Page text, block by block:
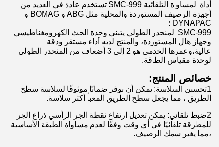
أداة المساواة التلقائية SMC-999 تستخدم عادة في العديد من
أجهزة الرصيف المستوردة والمحلية مثل ABG و BOMAG و
DYNAPAC ؛
SMC-999 المنحدر الطولي يتبنى وحدة الحث الكهرومغناطيسي
وجهاز هال المستوردة، والمنتج لديه أداء مستقر ودقة
عالية،وعمرها الخدمي هو 2 إلى 3 أضعاف من المنحدر الطولي
لوحدة مقياس الطاقة.
خصائص المنتج:
1تحسين السلاسة: يمكن أن يوفر ضمانًا موثوقًا لسلاسة سطح
الطريق ، مما يجعل سطح الطريق المعبأ أكثر سلاسة.
2ضبط تلقائي: يمكن تعديل ارتفاع نقطة الجر الرأسي ذراع الجر
للمطرقة تلقائيًا في أي وقت وفقًا لعدم مساواة الطبقة الأساسية
،مما يغير سمك الرصيف.